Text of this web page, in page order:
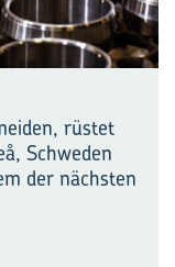
rüstet
Schweden
der nächsten